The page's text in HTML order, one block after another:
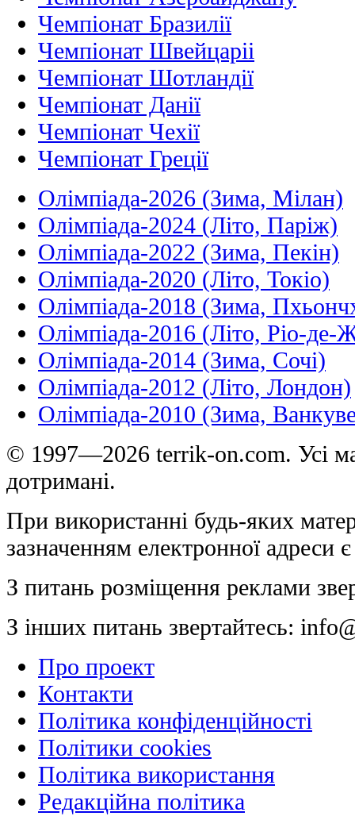
Чемпіонат Бразилії
Чемпіонат Швейцаріі
Чемпіонат Шотландії
Чемпіонат Данії
Чемпіонат Чехії
Чемпіонат Греції
Олімпіада-2026 (Зима, Мілан)
Олімпіада-2024 (Літо, Паріж)
Олімпіада-2022 (Зима, Пекін)
Олімпіада-2020 (Літо, Токіо)
Олімпіада-2018 (Зима,
Олімпіада-2016 (Літо, Ріо-де-
Олімпіада-2014 (Зима, Сочі)
Олімпіада-2012 (Літо, Лондон)
Олімпіада-2010 (Зима,
© 1997—2026 terrik-on.com. Усі
дотримані.
При використанні будь-яких
зазначенням електронної адреси
З питань розміщення реклами
З інших питань звертайтесь:
Про проект
Контакти
Політика конфіденційності
Політики cookies
Політика використання
Редакційна політика